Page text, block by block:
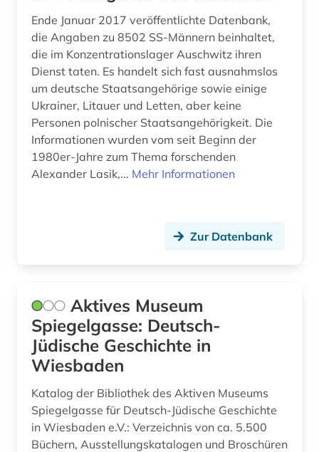
Ende Januar 2017 veröffentlichte Datenbank,
die Angaben zu 8502 SS-Männern beinhaltet,
die im Konzentrationslager Auschwitz ihren
Dienst taten. Es handelt sich fast ausnahmslos
um deutsche Staatsangehörige sowie einige
Ukrainer, Litauer und Letten, aber keine
Personen polnischer Staatsangehörigkeit. Die
Informationen wurden vom seit Beginn der
1980er-Jahre zum Thema forschenden
Alexander Lasik,... Mehr Informationen
Zur Datenbank
Aktives Museum
Spiegelgasse: Deutsch-
Jüdische Geschichte in
Wiesbaden
Katalog der Bibliothek des Aktiven Museums
Spiegelgasse für Deutsch-Jüdische Geschichte
in Wiesbaden e.V.: Verzeichnis von ca. 5.500
Büchern, Ausstellungskatalogen und Broschüren